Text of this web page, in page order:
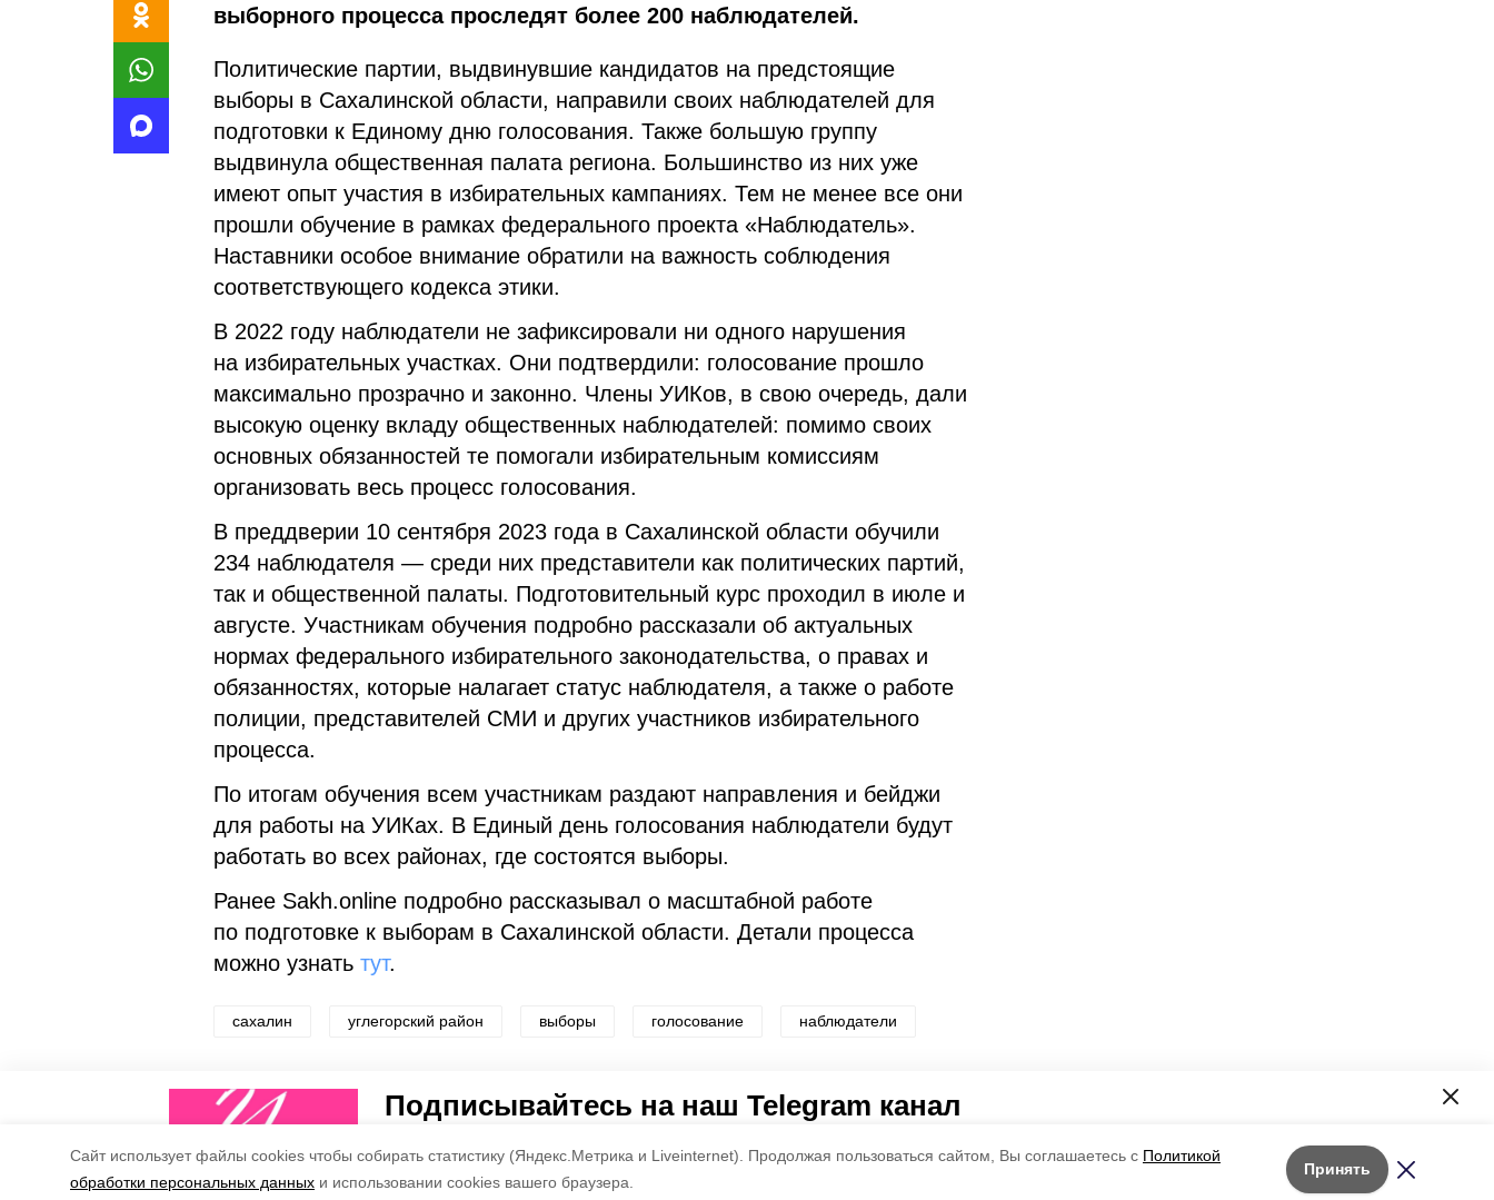
Cайт использует файлы cookies чтобы собирать статистику (Яндекс.Метрика и Liveinternet). Продолжая пользоваться сайтом, Вы соглашаетесь с Политикой
обработки персональных данных и использовании cookies вашего браузера.
Принять
Подписывайтесь на наш Telegram канал
Лента новостей
выборного процесса проследят более 200 наблюдателей.
Политические партии, выдвинувшие кандидатов на предстоящие
выборы в Сахалинской области, направили своих наблюдателей для
подготовки к Единому дню голосования. Также большую группу
выдвинула общественная палата региона. Большинство из них уже
имеют опыт участия в избирательных кампаниях. Тем не менее все они
прошли обучение в рамках федерального проекта «Наблюдатель».
Наставники особое внимание обратили на важность соблюдения
соответствующего кодекса этики.
В 2022 году наблюдатели не зафиксировали ни одного нарушения
на избирательных участках. Они подтвердили: голосование прошло
максимально прозрачно и законно. Члены УИКов, в свою очередь, дали
высокую оценку вкладу общественных наблюдателей: помимо своих
основных обязанностей те помогали избирательным комиссиям
организовать весь процесс голосования.
В преддверии 10 сентября 2023 года в Сахалинской области обучили
234 наблюдателя — среди них представители как политических партий,
так и общественной палаты. Подготовительный курс проходил в июле и
августе. Участникам обучения подробно рассказали об актуальных
нормах федерального избирательного законодательства, о правах и
обязанностях, которые налагает статус наблюдателя, а также о работе
полиции, представителей СМИ и других участников избирательного
процесса.
По итогам обучения всем участникам раздают направления и бейджи
для работы на УИКах. В Единый день голосования наблюдатели будут
работать во всех районах, где состоятся выборы.
Ранее Sakh.online подробно рассказывал о масштабной работе
по подготовке к выборам в Сахалинской области. Детали процесса
можно узнать тут.
сахалин углегорский район выборы голосование наблюдатели
Понравилась статья? по оценке
5 4